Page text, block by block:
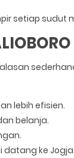
setiap sudut
lebih efisien.
belanja.
datang ke